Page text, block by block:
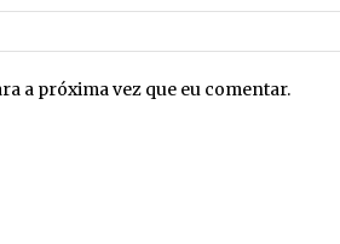
a próxima vez que eu comentar.